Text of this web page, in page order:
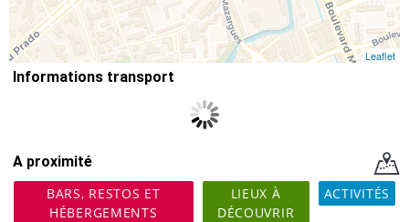
Leaflet
Informations transport
A proximité
BARS, RESTOS ET
HÉBERGEMENTS
LIEUX À
DÉCOUVRIR
ACTIVITÉS